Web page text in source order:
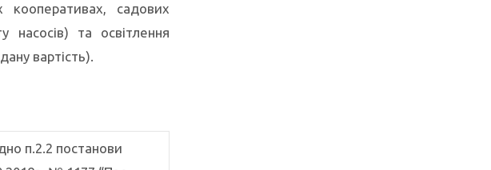
кооперативах, садових
насосів) та освітлення
вартість).
п.2.2 постанови